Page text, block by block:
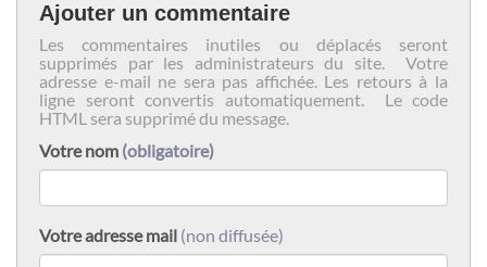
Ajouter un commentaire
Les commentaires inutiles ou déplacés seront
supprimés par les administrateurs du site. Votre
adresse e-mail ne sera pas affichée. Les retours à la
ligne seront convertis automatiquement. Le code
HTML sera supprimé du message.
Votre nom (obligatoire)
Votre adresse mail (non diffusée)